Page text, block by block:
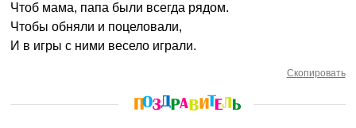
Чтоб мама, папа были всегда рядом.
Чтобы обняли и поцеловали,
И в игры с ними весело играли.
Скопировать